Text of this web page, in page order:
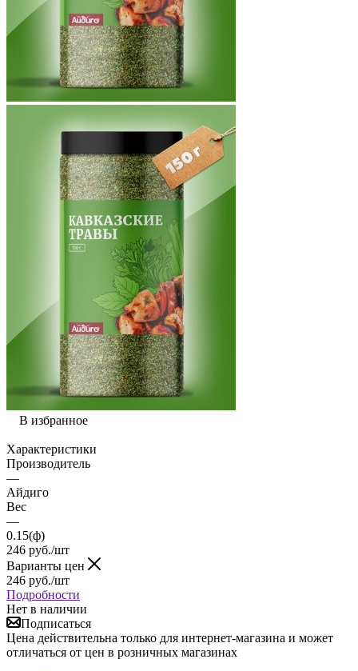
В избранное
Характеристики
Производитель
—
Айдиго
Вес
—
0.15(ф)
246 руб./шт
Варианты цен
246 руб./шт
Подробности
Нет в наличии
Подписаться
Цена действительна только для интернет-магазина и может
отличаться от цен в розничных магазинах